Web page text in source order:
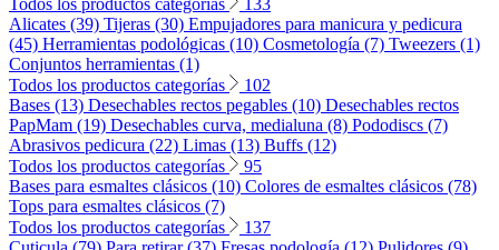
Alicates (39) Tijeras (30) Empujadores para manicura y pedicura
(45) Herramientas podológicas (10) Cosmetología (7) Tweezers (1)
Conjuntos herramientas (1)
Todos los productos categorías
102
Bases (13) Desechables rectos pegables (10) Desechables rectos
PapMam (19) Desechables curva, medialuna (8) Pododiscs (7)
Abrasivos pedicura (22) Limas (13) Buffs (12)
Todos los productos categorías
95
Bases para esmaltes clásicos (10) Colores de esmaltes clásicos (78)
Tops para esmaltes clásicos (7)
Todos los productos categorías
137